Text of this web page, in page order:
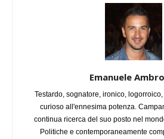
Emanuele
Testardo, sognatore, ironico,
curioso all'ennesima potenza.
continua ricerca del suo posto nel
Politiche e contemporaneamente